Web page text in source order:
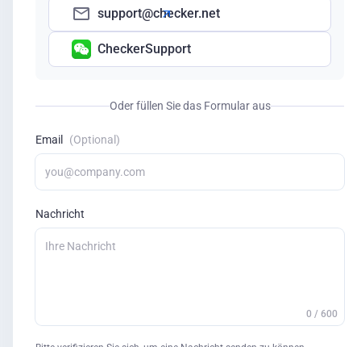
support@checker.net
CheckerSupport
Oder füllen Sie das Formular aus
Email (Optional)
Nachricht
0 / 600